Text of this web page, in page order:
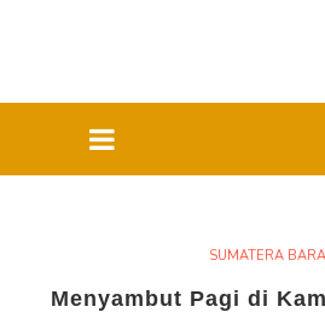
SUMATERA
Menyambut Pagi di